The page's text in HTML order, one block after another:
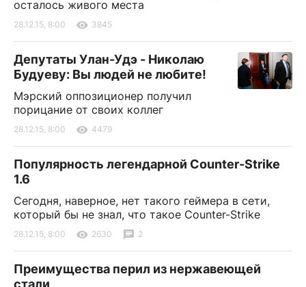
осталось живого места
28.12.15, 8:00 3845
Депутаты Улан-Удэ - Николаю
Будуеву: Вы людей не любите!
Мэрский оппозиционер получил
порицание от своих коллег
28.12.15, 8:00 4479
Популярность легендарной Counter-Strike
1.6
Сегодня, наверное, нет такого геймера в сети,
который бы не знал, что такое Counter-Strike
28.12.15, 8:00 2630 2
Преимущества перил из нержавеющей
стали